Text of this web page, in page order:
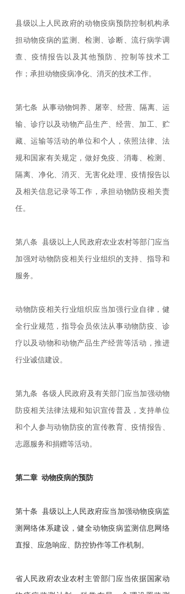
县级以上人民政府的动物疫病预防控制机构承
担动物疫病的监测、检测、诊断、流行病学调
查、疫情报告以及其他预防、控制等技术工
作；承担动物疫病净化、消灭的技术工作。
第七条 从事动物饲养、屠宰、经营、隔离、运
输、诊疗以及动物产品生产、经营、加工、贮
藏、运输等活动的单位和个人，依照法律、法
规和国家有关规定，做好免疫、消毒、检测、
隔离、净化、消灭、无害化处理、疫情报告以
及相关信息记录等工作，承担动物防疫相关责
任。
第八条 县级以上人民政府农业农村等部门应当
加强对动物防疫相关行业组织的支持、指导和
服务。
动物防疫相关行业组织应当加强行业自律，健
全行业规范，指导会员依法从事动物防疫、诊
疗以及动物和动物产品生产经营等活动，推进
行业诚信建设。
第九条 各级人民政府及有关部门应当加强动物
防疫相关法律法规和知识宣传普及，支持单位
和个人参与动物防疫的宣传教育、疫情报告、
志愿服务和捐赠等活动。
第二章 动物疫病的预防
第十条 县级以上人民政府应当加强动物疫病监
测网络体系建设，健全动物疫病监测信息网络
直报、应急响应、防控协作等工作机制。
省人民政府农业农村主管部门应当依据国家动